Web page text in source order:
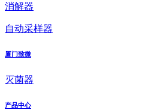
消解器
自动采样器
厦门致微
灭菌器
产品中心